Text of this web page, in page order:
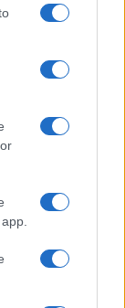
Preço